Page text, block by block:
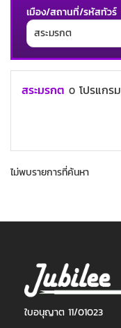
เมือง/สถานที่/รหัสทัวร์
สระมรกต 0 โปรแกรม
ไม่พบรายการที่ค้นหา
ใบอนุญาต 11/01023